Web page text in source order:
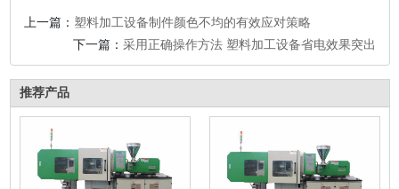
上一篇： 塑料加工设备制件颜色不均的有效应对策略
下一篇： 采用正确操作方法 塑料加工设备省电效果突出
推荐产品